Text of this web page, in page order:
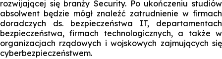
rozwijającej się branży Security. Po ukończeniu studiów
absolwent będzie mógł znaleźć zatrudnienie w firmach
doradczych ds. bezpieczeństwa IT, departamentach
bezpieczeństwa, firmach technologicznych, a także w
organizacjach rządowych i wojskowych zajmujących się
cyberbezpieczeństwem.